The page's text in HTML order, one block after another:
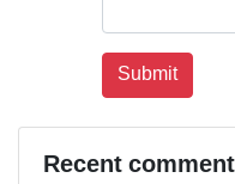
Recent